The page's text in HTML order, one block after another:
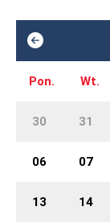
Pon. Wt.
30 31
06 07
13 14